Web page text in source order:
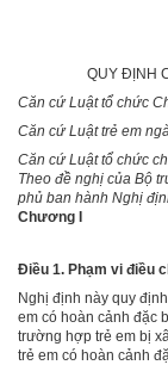
QUY ĐỊNH
Căn cứ Luật tổ chức
Căn cứ Luật trẻ em
Căn cứ Luật tổ chức
Theo đề nghị của Bộ
phủ ban hành Nghị
Chương I
Điều 1. Phạm vi điều
Nghị định này quy
em có hoàn cảnh đặc
trường hợp trẻ em bị
trẻ em có hoàn cảnh